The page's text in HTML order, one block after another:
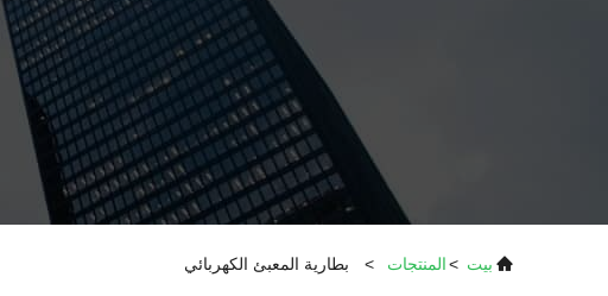
بيت >المنتجات > بطارية المعبئ الكهربائي